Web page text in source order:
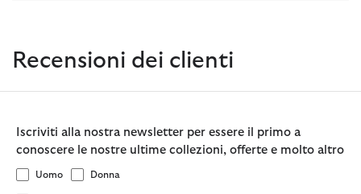
Recensioni dei clienti
Iscriviti alla nostra newsletter per essere il primo a
conoscere le nostre ultime collezioni, offerte e molto altro
Uomo Donna